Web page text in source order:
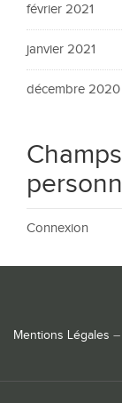
février 2021
janvier 2021
décembre 2020
Connexion
Mentions Légales –